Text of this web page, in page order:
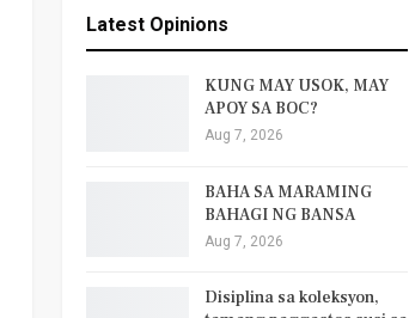
Latest Opinions
KUNG MAY USOK, MAY
APOY SA BOC?
Aug 7, 2026
BAHA SA MARAMING
BAHAGI NG BANSA
Aug 7, 2026
Disiplina sa koleksyon,